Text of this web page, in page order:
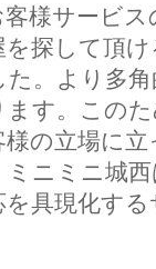
様サービス
を探して頂
た。より多
ます。この
の立場に
ミニミニ城
を具現化す